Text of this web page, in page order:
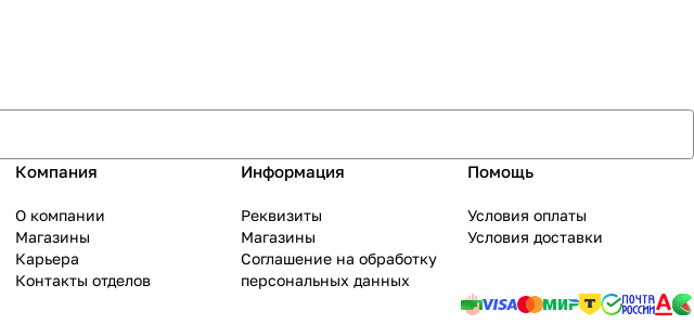
Компания
О компании
Магазины
Карьера
Контакты отделов
Информация
Реквизиты
Магазины
Соглашение на обработку
персональных данных
Помощь
Условия оплаты
Условия доставки